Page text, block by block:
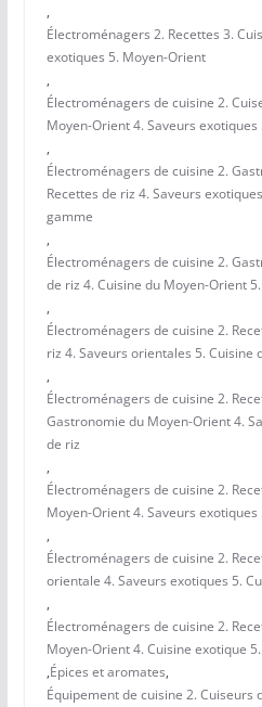
,
Électroménagers 2. Recettes 3.
exotiques 5. Moyen-Orient
,
Électroménagers de cuisine 2.
Moyen-Orient 4. Saveurs
,
Électroménagers de cuisine 2.
Recettes de riz 4. Saveurs
gamme
,
Électroménagers de cuisine 2.
de riz 4. Cuisine du Moyen-Orient
,
Électroménagers de cuisine 2.
riz 4. Saveurs orientales 5. Cuisine
,
Électroménagers de cuisine 2.
Gastronomie du Moyen-Orient 4.
de riz
,
Électroménagers de cuisine 2.
Moyen-Orient 4. Saveurs
,
Électroménagers de cuisine 2.
orientale 4. Saveurs exotiques 5.
,
Électroménagers de cuisine 2.
Moyen-Orient 4. Cuisine exotique
,Épices et aromates,
Équipement de cuisine 2. Cuiseurs